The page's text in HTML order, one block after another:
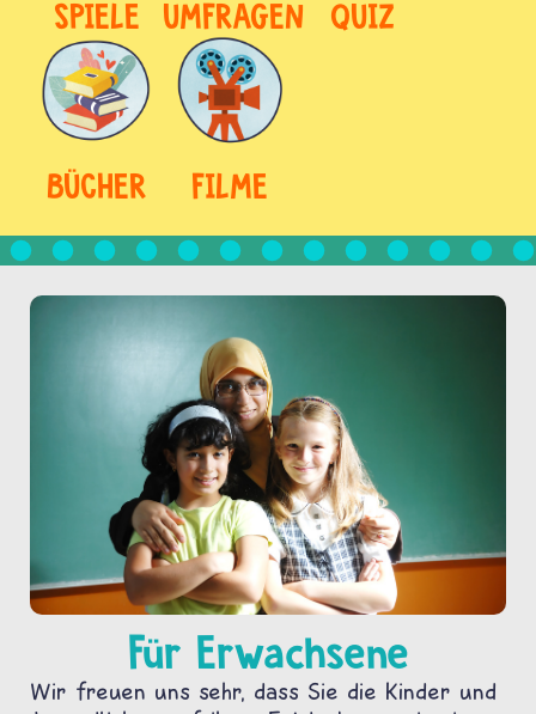
SPIELE UMFRAGEN QUIZ
BÜCHER FILME
Für Erwachsene
Wir freuen uns sehr, dass Sie die Kinder und